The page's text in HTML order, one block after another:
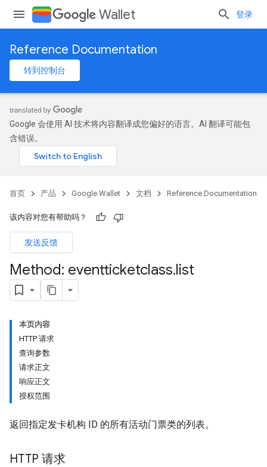
Wallet 登录
Reference Documentation
转到控制台
Google 会使用 AI 技术将内容翻译成您偏好的语言。AI 翻译可能包
含错误。
首页 产品 Google Wallet 文档 Reference Documentation
该内容对您有帮助吗？
发送反馈
Method: eventticketclass.list
本页内容
HTTP 请求
查询参数
请求正文
响应正文
授权范围
返回指定发卡机构 ID 的所有活动门票类的列表。
HTTP 请求